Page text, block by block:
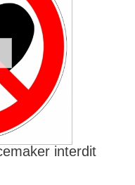
interdit